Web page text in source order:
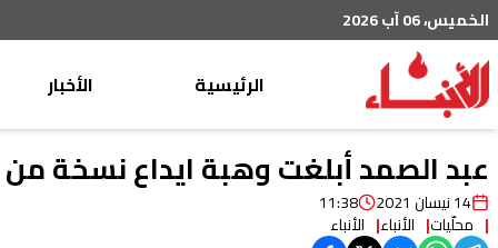
الخميس، 06 آب 2026
الرئيسية
الأخبار
محليات
عربي دولي
عبد الصمد أبلغت وهبة ايداع نسخة من
14 نيسان 2021 11:38
محلّيات الأنباء الأنباء